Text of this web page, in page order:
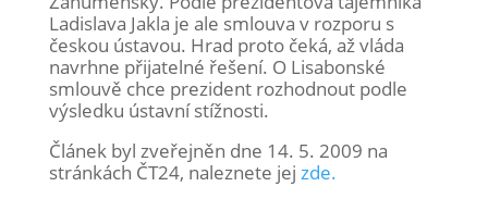
Ladislava Jakla je ale smlouva v rozporu s
českou ústavou. Hrad proto čeká, až vláda
navrhne přijatelné řešení. O Lisabonské
smlouvě chce prezident rozhodnout podle
výsledku ústavní stížnosti.
Článek byl zveřejněn dne 14. 5. 2009 na
stránkách ČT24, naleznete jej zde.